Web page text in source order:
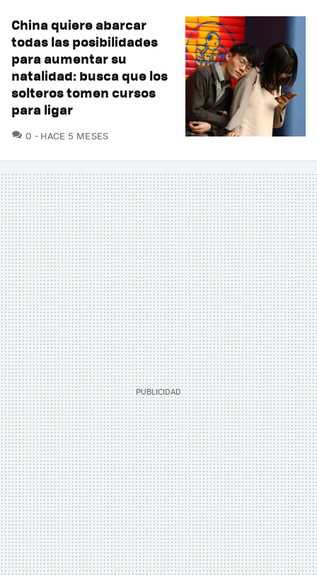
China quiere abarcar
todas las posibilidades
para aumentar su
natalidad: busca que los
solteros tomen cursos
para ligar
0 COMENTARIOS
HACE 5 MESES